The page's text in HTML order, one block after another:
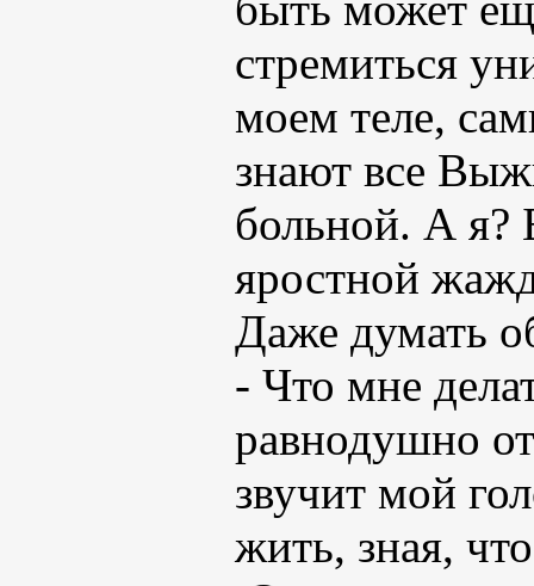
стремиться
моем теле,
знают все
больной. А я?
яростной
Даже думать
- Что мне
равнодушно
звучит мой
жить, зная,